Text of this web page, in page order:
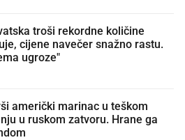
troši rekordne količine
cijene navečer snažno rastu.
ugroze"
američki marinac u teškom
u ruskom zatvoru. Hrane ga